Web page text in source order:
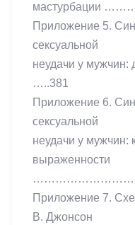
мастурбации
Приложение 5.
сексуальной
неудачи у мужчин:
…..381
Приложение 6.
сексуальной
неудачи у мужчин:
выраженности
Приложение 7.
В. Джонсон